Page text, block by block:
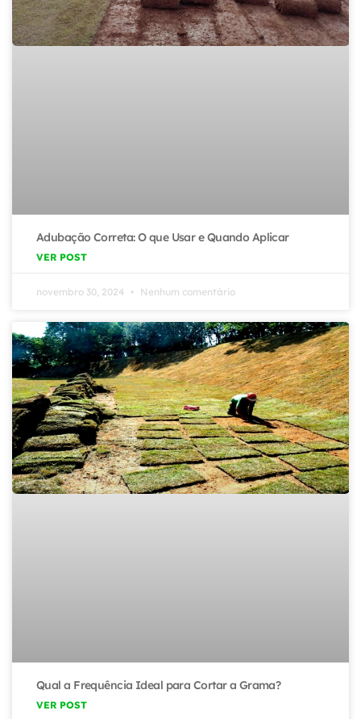
Adubação Correta: O que Usar e Quando Aplicar
VER POST
novembro 30, 2024 Nenhum comentário
Qual a Frequência Ideal para Cortar a Grama?
VER POST